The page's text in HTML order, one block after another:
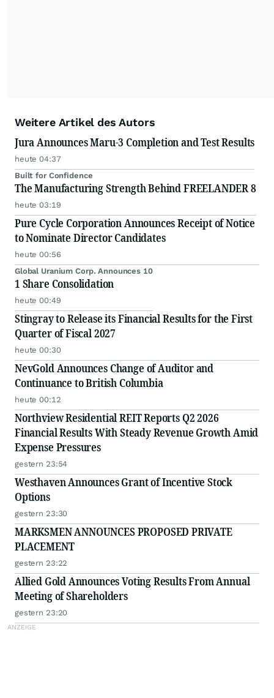
Weitere Artikel des Autors
Jura Announces Maru-3 Completion and Test Results
heute 04:37
Built for Confidence
The Manufacturing Strength Behind FREELANDER 8
heute 03:19
Pure Cycle Corporation Announces Receipt of Notice
to Nominate Director Candidates
heute 00:56
Global Uranium Corp. Announces 10
1 Share Consolidation
heute 00:49
Stingray to Release its Financial Results for the First
Quarter of Fiscal 2027
heute 00:30
NevGold Announces Change of Auditor and
Continuance to British Columbia
heute 00:12
Northview Residential REIT Reports Q2 2026
Financial Results With Steady Revenue Growth Amid
Expense Pressures
gestern 23:54
Westhaven Announces Grant of Incentive Stock
Options
gestern 23:30
MARKSMEN ANNOUNCES PROPOSED PRIVATE
PLACEMENT
gestern 23:22
Allied Gold Announces Voting Results From Annual
Meeting of Shareholders
gestern 23:20